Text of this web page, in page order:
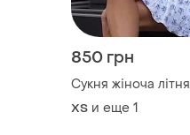
850 грн
Сукня жіноча літня
ХS и еще 1